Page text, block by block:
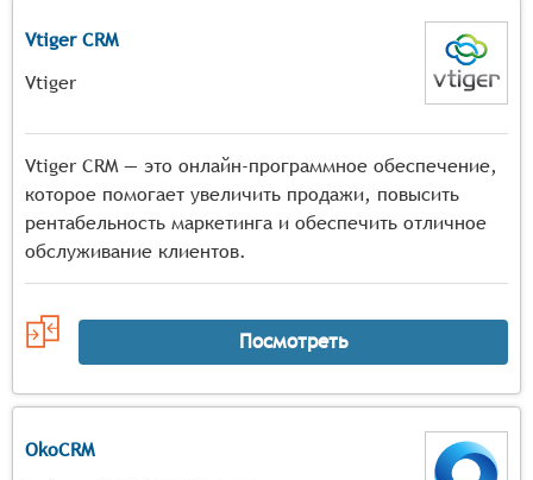
Vtiger CRM
Vtiger
Vtiger CRM — это онлайн-программное обеспечение,
которое помогает увеличить продажи, повысить
рентабельность маркетинга и обеспечить отличное
обслуживание клиентов.
Посмотреть
OkoCRM